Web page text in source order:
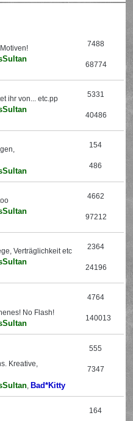
7488
68774
ihr von... etc.pp
5331
40486
154
486
4662
97212
Verträglichkeit etc
2364
24196
No Flash!
4764
140013
Kreative,
, Bad*Kitty
555
7347
164